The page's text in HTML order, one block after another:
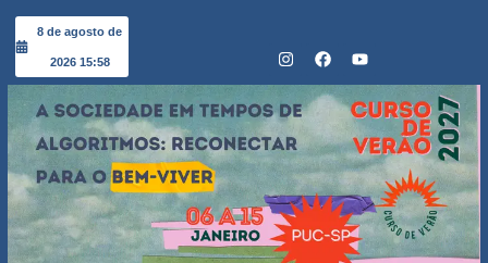
8 de agosto de
2026 15:58